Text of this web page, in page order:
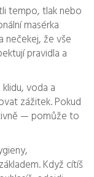
tempo, tlak nebo
masérka
nečekej, že vše
pravidla a
voda a
zážitek. Pokud
— pomůže to
Když cítíš